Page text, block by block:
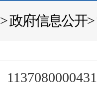
>政府信息公开>